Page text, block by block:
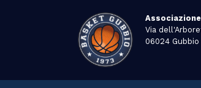
Via
06024 Gubbio